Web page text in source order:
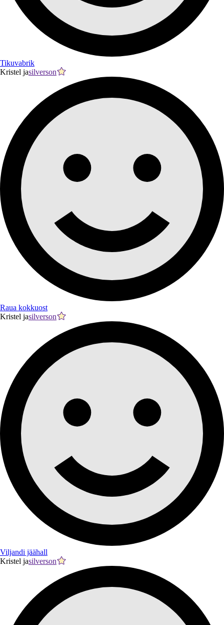
Tikuvabrik
Kristel jasilverson
Raua kokkuost
Kristel jasilverson
Viljandi jäähall
Kristel jasilverson